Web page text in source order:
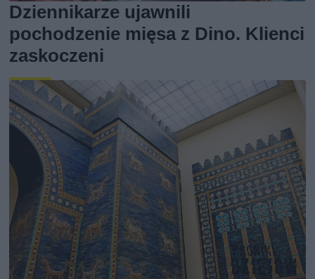
Dziennikarze ujawnili
pochodzenie mięsa z Dino. Klienci
zaskoczeni